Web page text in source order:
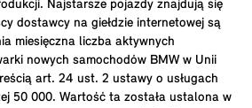
Najstarsze pojazdy znajdują się
dostawcy na giełdzie internetowej są
miesięczna liczba aktywnych
nowych samochodów BMW w Unii
art. 24 ust. 2 ustawy o usługach
50 000. Wartość ta została ustalona w